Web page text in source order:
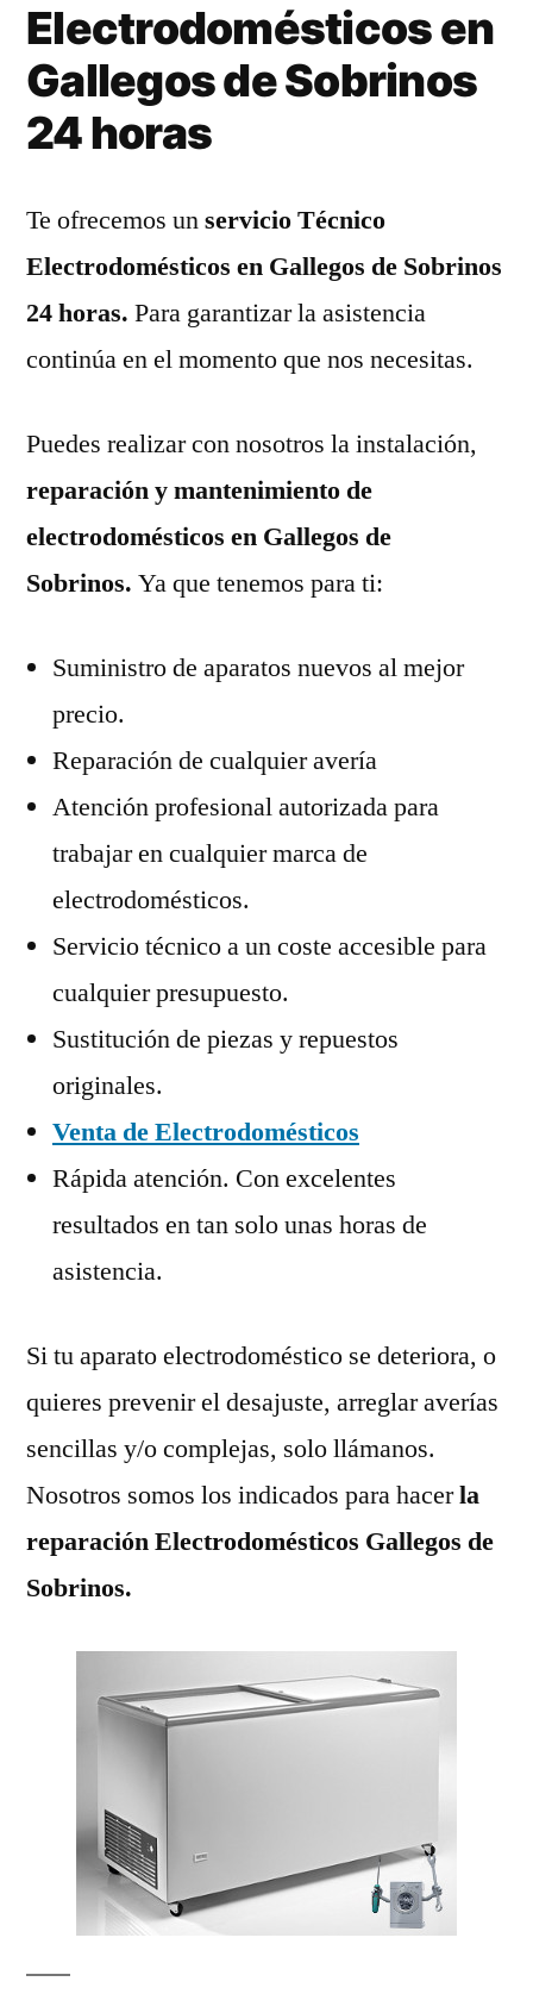
Electrodomésticos en
Gallegos de Sobrinos
24 horas
Te ofrecemos unservicio Técnico
Electrodomésticos en Gallegos de Sobrinos
24 horas. Para garantizar la asistencia
continúa en el momento que nos necesitas.
Puedes realizar con nosotros la instalación,
reparación y mantenimiento de
electrodomésticos en Gallegos de
Sobrinos. Ya que tenemos para ti:
Suministro de aparatos nuevos al mejor
precio.
Reparación de cualquier avería
Atención profesional autorizada para
trabajar en cualquier marca de
electrodomésticos.
Servicio técnico a un coste accesible para
cualquier presupuesto.
Sustitución de piezas y repuestos
originales.
Venta de Electrodomésticos
Rápida atención. Con excelentes
resultados en tan solo unas horas de
asistencia.
Si tu aparato electrodoméstico se deteriora, o
quieres prevenir el desajuste, arreglar averías
sencillas y/o complejas, solo llámanos.
Nosotros somos los indicados para hacerla
reparación Electrodomésticos Gallegos de
Sobrinos.